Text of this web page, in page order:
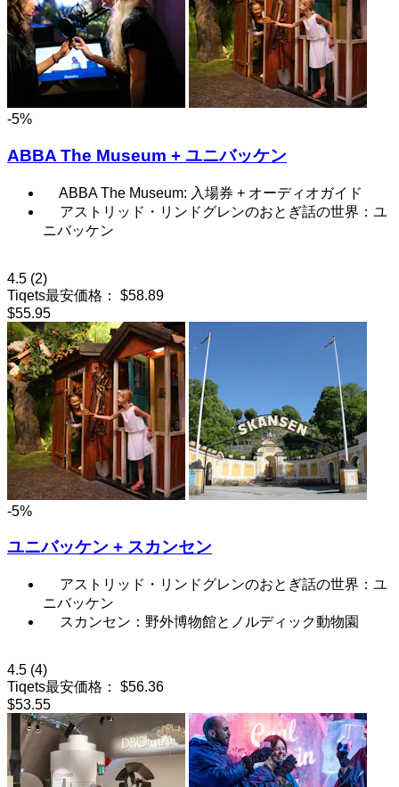
-5%
ABBA The Museum + ユニバッケン
ABBA The Museum: 入場券 + オーディオガイド
アストリッド・リンドグレンのおとぎ話の世界：ユ
ニバッケン
4.5 (2)
Tiqets最安価格：
$58.89
$55.95
-5%
ユニバッケン + スカンセン
アストリッド・リンドグレンのおとぎ話の世界：ユ
ニバッケン
スカンセン：野外博物館とノルディック動物園
4.5 (4)
Tiqets最安価格：
$56.36
$53.55